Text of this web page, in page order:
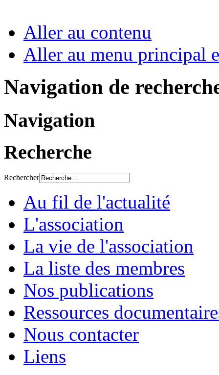
Aller au contenu
Aller au menu principal
Navigation de
Navigation
Recherche
Rechercher
Au fil de l'actualité
L'association
La vie de l'association
La liste des membres
Nos publications
Ressources
Nous contacter
Liens